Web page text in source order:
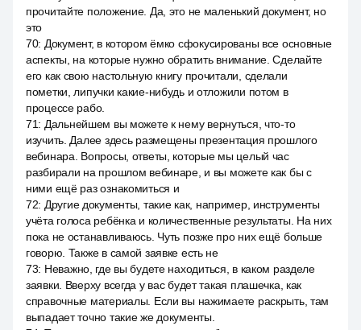
прочитайте положение. Да, это не маленький документ, но
это
70: Документ, в котором ёмко сфокусированы все основные
аспекты, на которые нужно обратить внимание. Сделайте
его как свою настольную книгу прочитали, сделали
пометки, липучки какие-нибудь и отложили потом в
процессе рабо.
71: Дальнейшем вы можете к нему вернуться, что-то
изучить. Далее здесь размещены презентация прошлого
вебинара. Вопросы, ответы, которые мы целый час
разбирали на прошлом вебинаре, и вы можете как бы с
ними ещё раз ознакомиться и
72: Другие документы, такие как, например, инструменты
учёта голоса ребёнка и количественные результаты. На них
пока не останавливаюсь. Чуть позже про них ещё больше
говорю. Также в самой заявке есть не
73: Неважно, где вы будете находиться, в каком разделе
заявки. Вверху всегда у вас будет такая плашечка, как
справочные материалы. Если вы нажимаете раскрыть, там
выпадает точно такие же документы.